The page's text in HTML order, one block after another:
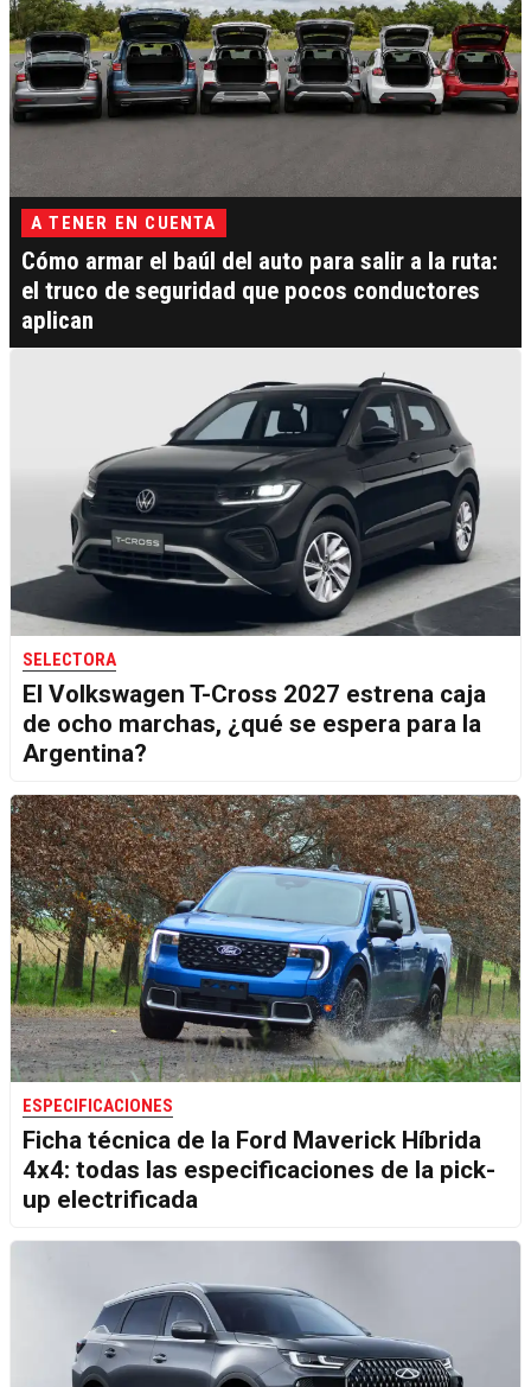
A TENER EN CUENTA
Cómo armar el baúl del auto para salir a la ruta:
el truco de seguridad que pocos conductores
aplican
SELECTORA
El Volkswagen T-Cross 2027 estrena caja
de ocho marchas, ¿qué se espera para la
Argentina?
ESPECIFICACIONES
Ficha técnica de la Ford Maverick Híbrida
4x4: todas las especificaciones de la pick-
up electrificada